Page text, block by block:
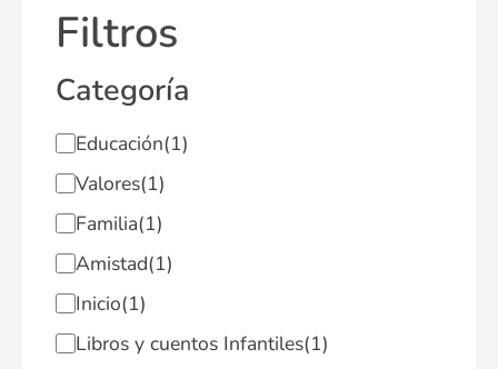
Filtros
Categoría
Educación(1)
Valores(1)
Familia(1)
Amistad(1)
Inicio(1)
Libros y cuentos Infantiles(1)